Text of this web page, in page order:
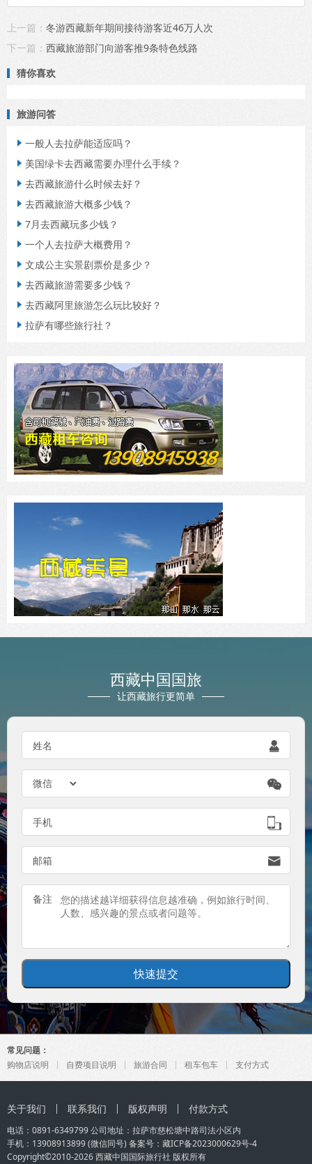
上一篇： 冬游西藏新年期间接待游客近46万人次
下一篇： 西藏旅游部门向游客推9条特色线路
猜你喜欢
旅游问答
 一般人去拉萨能适应吗？
 美国绿卡去西藏需要办理什么手续？
 去西藏旅游什么时候去好？
 去西藏旅游大概多少钱？
 7月去西藏玩多少钱？
 一个人去拉萨大概费用？
 文成公主实景剧票价是多少？
 去西藏旅游需要多少钱？
 去西藏阿里旅游怎么玩比较好？
 拉萨有哪些旅行社？
西藏中国国旅
让西藏旅行更简单
姓名 

手机 
邮箱 
备注
常见问题：
购物店说明
自费项目说明 旅游合同 租车包车 支付方式
关于我们 联系我们 版权声明 付款方式
电话：0891-6349799 公司地址：拉萨市慈松塘中路司法小区内
手机： 13908913899(微信同号) 备案号： 藏ICP备2023000629号-4
Copyright©2010-2026西藏中国国际旅行社 版权所有